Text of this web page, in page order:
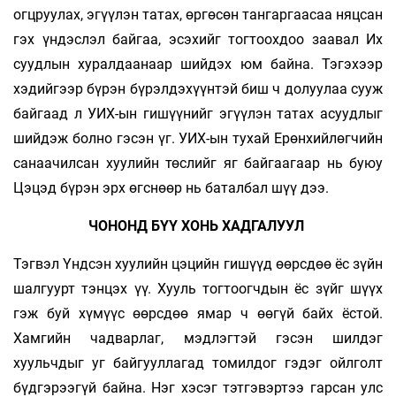
огцруулах, эгүүлэн татах, өргөсөн тангаргаасаа няцсан
гэх үндэслэл байгаа, эсэхийг тогтоохдоо заавал Их
суудлын хуралдаанаар шийдэх юм байна. Тэгэхээр
хэдийгээр бүрэн бүрэлдэхүүнтэй биш ч долуулаа сууж
байгаад л УИХ-ын гишүүнийг эгүүлэн татах асуудлыг
шийдэж болно гэсэн үг. УИХ-ын тухай Ерөнхийлөгчийн
санаачилсан хуулийн төслийг яг байгаагаар нь буюу
Цэцэд бүрэн эрх өгснөөр нь баталбал шүү дээ.
ЧОНОНД БҮҮ ХОНЬ ХАДГАЛУУЛ
Тэгвэл Үндсэн хуулийн цэцийн гишүүд өөрсдөө ёс зүйн
шалгуурт тэнцэх үү. Хууль тогтоогчдын ёс зүйг шүүх
гэж буй хүмүүс өөрсдөө ямар ч өөгүй байх ёстой.
Хамгийн чадварлаг, мэдлэгтэй гэсэн шилдэг
хуульчдыг уг байгууллагад томилдог гэдэг ойлголт
бүдгэрээгүй байна. Нэг хэсэг тэтгэвэртээ гарсан улс